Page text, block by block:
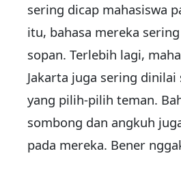
sering dicap mahasiswa
itu, bahasa mereka
sopan. Terlebih lagi,
Jakarta juga sering dinilai
yang pilih-pilih teman.
sombong dan angkuh
pada mereka. Bener